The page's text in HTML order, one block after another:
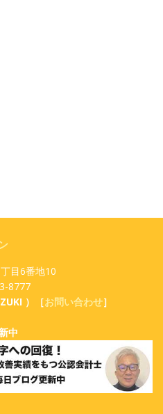
目6番地10
8777
）［お問い合わせ］
中